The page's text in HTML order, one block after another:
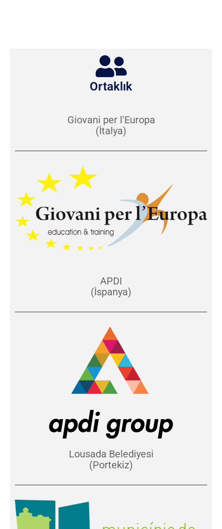
Ortaklık
Giovani per l'Europa
(İtalya)
APDI
(İspanya)
Lousada Belediyesi
(Portekiz)